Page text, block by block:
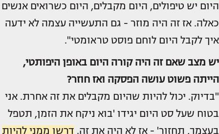
היום יש טיפולים, היום מקבלים, היום כשרואים אנשים
כאלה. אז זה היה מוזר - גם התעשייה עצמה לא ידעה
איך לקבל היום לוחם פוסט טראומטי".
יש מצב שאם זה היה קורה היום באופן היפותטי,
הייתה פשוט עושה הפסקה ואז חוזר?
"בדיוק. יכול להיות שהיום מקבלים את זה אחרת. אני
בטוח שעל סט היום יגידו 'בוא ניקח את הזמן, תטפל
בעצמך, תחזור' - אז לא היה את זה. דרשו ממני להיות